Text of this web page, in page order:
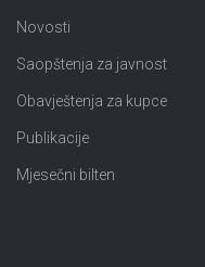
Novosti
Saopštenja za javnost
Obavještenja za kupce
Publikacije
Mjesečni bilten